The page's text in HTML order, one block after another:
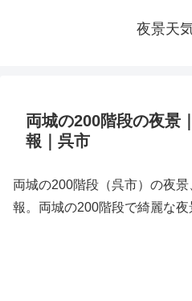
夜景天
両城の200階段の夜景
報｜呉市
両城の200階段（呉市）の夜
報。両城の200階段で綺麗な夜